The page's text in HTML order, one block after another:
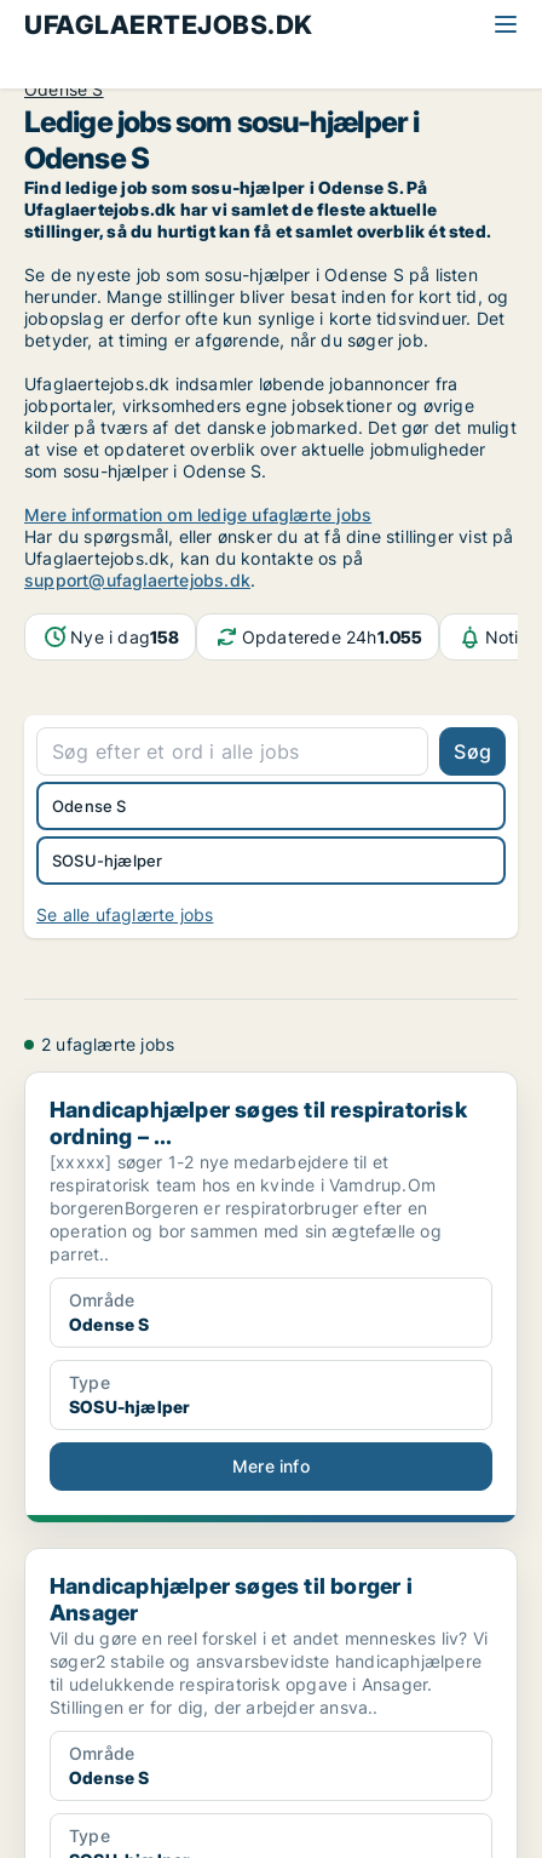
UFAGLAERTEJOBS.DK
Odense S
Ledige jobs som sosu-hjælper i
Odense S
Find ledige job som sosu-hjælper i Odense S. På
Ufaglaertejobs.dk har vi samlet de fleste aktuelle
stillinger, så du hurtigt kan få et samlet overblik ét sted.
Se de nyeste job som sosu-hjælper i Odense S på listen
herunder. Mange stillinger bliver besat inden for kort tid, og
jobopslag er derfor ofte kun synlige i korte tidsvinduer. Det
betyder, at timing er afgørende, når du søger job.
Ufaglaertejobs.dk indsamler løbende jobannoncer fra
jobportaler, virksomheders egne jobsektioner og øvrige
kilder på tværs af det danske jobmarked. Det gør det muligt
at vise et opdateret overblik over aktuelle jobmuligheder
som sosu-hjælper i Odense S.
Mere information om ledige ufaglærte jobs
Har du spørgsmål, eller ønsker du at få dine stillinger vist på
Ufaglaertejobs.dk, kan du kontakte os på
support@ufaglaertejobs.dk.
Nye i dag158 Opdaterede 24h1.055
Søg
SOSU-hjælper
Odense S
Se alle ufaglærte jobs
2 ufaglærte jobs
Handicaphjælper søges til respiratorisk ordning – ...
Handicaphjælper søges til respiratorisk
ordning – ...
[xxxxx] søger 1-2 nye medarbejdere til et
respiratorisk team hos en kvinde i Vamdrup.Om
borgerenBorgeren er respiratorbruger efter en
operation og bor sammen med sin ægtefælle og
parret..
Område
Odense S
Type
SOSU-hjælper
Mere info
Handicaphjælper søges til borger i Ansager
Handicaphjælper søges til borger i
Ansager
Vil du gøre en reel forskel i et andet menneskes liv? Vi
søger2 stabile og ansvarsbevidste handicaphjælpere
til udelukkende respiratorisk opgave i Ansager.
Stillingen er for dig, der arbejder ansva..
Område
Odense S
Type